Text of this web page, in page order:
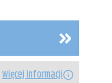
Więcej informacji